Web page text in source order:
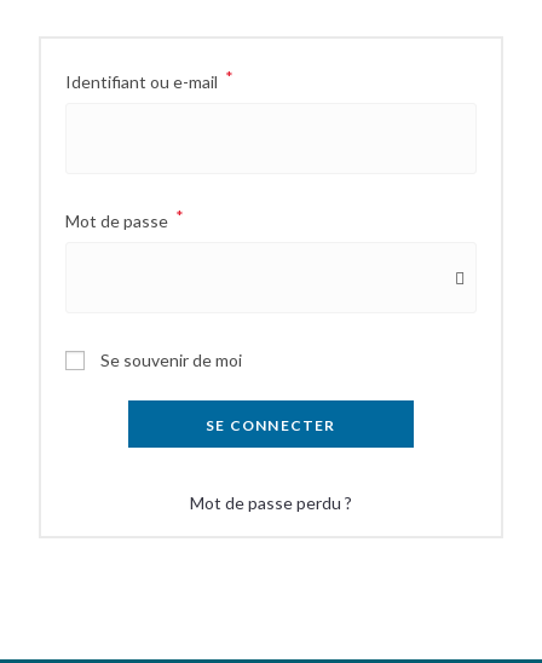
Identifiant ou e-mail *
Mot de passe *
Se souvenir de moi
SE CONNECTER
Mot de passe perdu ?